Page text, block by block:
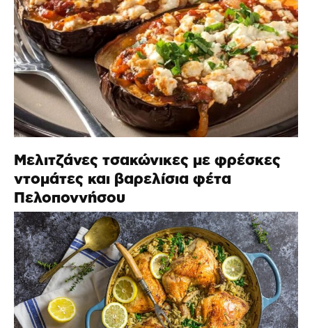
Μελιτζάνες τσακώνικες με φρέσκες
ντομάτες και βαρελίσια φέτα
Πελοποννήσου